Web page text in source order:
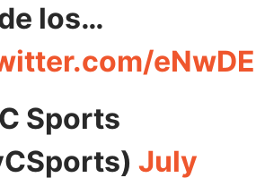
los…
Sports
July